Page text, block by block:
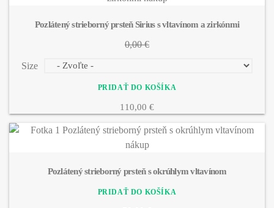
Pozlátený strieborný prsteň Sirius s vltavínom a zirkónmi
0,00 €
Size
110,00 €
Pozlátený strieborný prsteň s okrúhlym vltavínom